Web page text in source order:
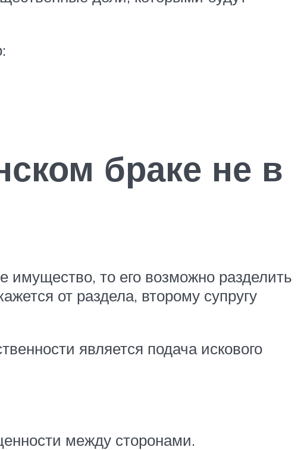
браке не в
имущество, то его возможно разделить
от раздела, второму супругу
является подача искового
между сторонами.